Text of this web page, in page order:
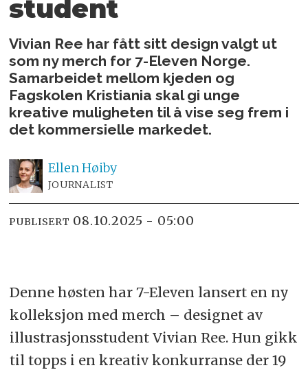
student
Vivian Ree har fått sitt design valgt ut
som ny merch for 7-Eleven Norge.
Samarbeidet mellom kjeden og
Fagskolen Kristiania skal gi unge
kreative muligheten til å vise seg frem i
det kommersielle markedet.
EllenHøiby
JOURNALIST
PUBLISERT 08.10.2025 - 05:00
Denne høsten har 7-Eleven lansert en ny
kolleksjon med merch – designet av
illustrasjonsstudent Vivian Ree. Hun gikk
til topps i en kreativ konkurranse der 19